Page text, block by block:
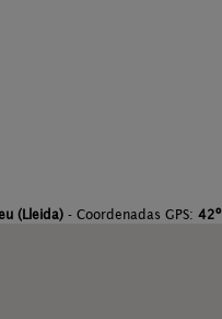
(Lleida)- Coordenadas GPS: